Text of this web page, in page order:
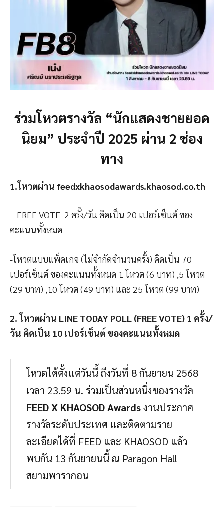
ร่วมโหวตรางวัล “นักแสดงชายยอด
นิยม” ประจำปี 2025 ผ่าน 2 ช่อง
ทาง
1.โหวตผ่าน feedxkhaosodawards.khaosod.co.th
– FREE VOTE 2 ครั้ง/วัน คิดเป็น 20 เปอร์เซ็นต์ ของ
คะแนนทั้งหมด
-โหวตแบบแพ็คเกจ (ไม่จำกัดจำนวนครั้ง) คิดเป็น 70
เปอร์เซ็นต์ ของคะแนนทั้งหมด 1 โหวต (6 บาท) ,5 โหวต
(29 บาท) ,10 โหวต (49 บาท) และ 25 โหวต (99 บาท)
2. โหวตผ่าน LINE TODAY POLL (FREE VOTE) 1 ครั้ง/
วัน คิดเป็น 10 เปอร์เซ็นต์ ของคะแนนทั้งหมด
โหวตได้ตั้งแต่วันนี้ ถึงวันที่ 8 กันยายน 2568
เวลา 23.59 น. ร่วมเป็นส่วนหนึ่งของรางวัล
FEED X KHAOSOD Awardsงานประกาศ
รางวัลระดับประเทศ และติดตามราย
ละเอียดได้ที่ FEED และ KHAOSOD แล้ว
พบกัน 13 กันยายนนี้ ณ Paragon Hall
สยามพารากอน